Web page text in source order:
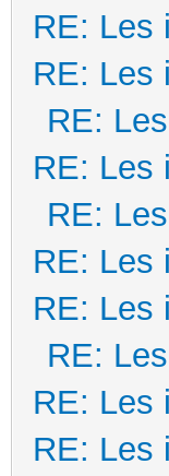
RE: Les
RE: Les
RE:
RE: Les
RE:
RE: Les
RE: Les
RE:
RE: Les
RE: Les